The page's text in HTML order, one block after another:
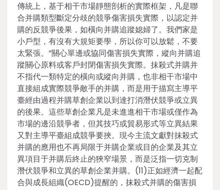
傳統上，基于相干市場靜態剖析的實際框架，凡是聯
合并購類型斷定分歧的競爭傷害損失實際，以認定并
購的反競爭後果，如橫向并購追蹤媳婦了。我們家是
小戶型，有沒有大規矩要學，所以你可以放鬆，不要
太緊張。”關心單邊或協同傷害損失實際，縱向并購追
蹤關心原料或客戶封閉傷害損失實際。抹殺式并購并
不指代一類特定的橫向或縱向并購，也非相干市場中
直接組成實際競爭敵手的并購，而是用于描寫主導平
臺經由過程并購草創企業以到達打消潛伏競爭或立異
的後果。這些草創企業凡是未進進相干市場或僅作為
市場的邊沿競爭者，但其技巧或貿易形式等立異結果
又對主導平臺組成競爭要挾。現今主流文獻對抹殺式
并購的應用也不再局限于并購企業或目的企業及其立
異項目于并購后終止的狹窄場景，而是泛指一切克制
潛伏競爭和立異的草創企業并購。(11)正如經濟一起配
合與成長組織(OECD)提醒的，抹殺式并購的傷害損